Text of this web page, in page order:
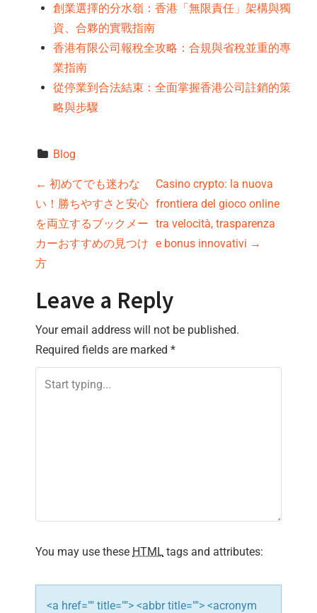
創業選擇的分水嶺：香港「無限責任」架構與獨
資、合夥的實戰指南
香港有限公司報稅全攻略：合規與省稅並重的專
業指南
從停業到合法結束：全面掌握香港公司註銷的策
略與步驟
Blog
P
o
s
t
n
a
v
i
o
n
← 初めてでも迷わな
い！勝ちやすさと安心
を両立するブックメー
カーおすすめの見つけ
方
Casino crypto: la nuova
frontiera del gioco online
tra velocità, trasparenza
e bonus innovativi →
Leave a Reply
Your email address will not be published.
Required fields are marked *
You may use these HTML tags and attributes:
<a href="" title=""> <abbr title=""> <acronym